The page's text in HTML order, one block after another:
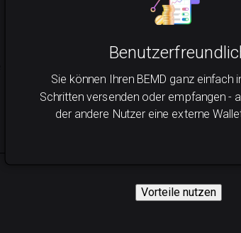
Sie können Ihren BEMD ganz einfach
Schritten versenden oder empfangen -
der andere Nutzer eine externe
Vorteile nutzen